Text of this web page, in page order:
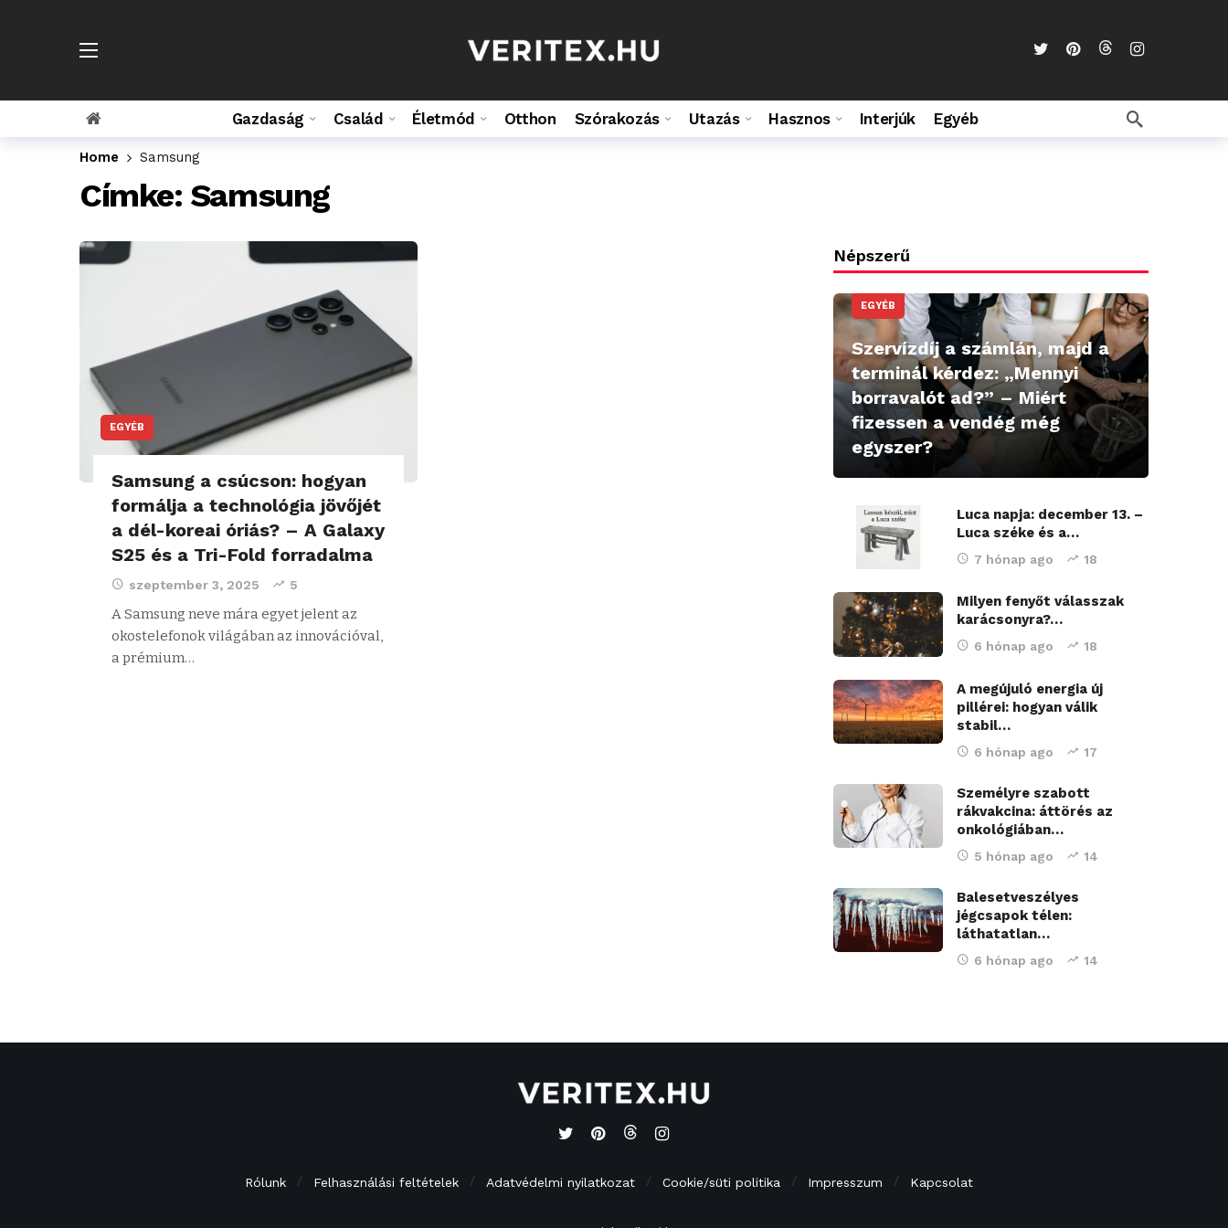
Gazdaság Család Életmód Otthon Szórakozás Utazás Hasznos Interjúk Egyéb
Home Samsung
Címke: Samsung
EGYÉB
Samsung a csúcson: hogyan
formálja a technológia jövőjét
a dél-koreai óriás? – A Galaxy
S25 és a Tri-Fold forradalma
szeptember 3, 2025 5
A Samsung neve mára egyet jelent az
okostelefonok világában az innovációval,
a prémium…
Népszerű
EGYÉB
Szervízdíj a számlán, majd a
terminál kérdez: „Mennyi
borravalót ad?” – Miért
fizessen a vendég még
egyszer?
Luca napja: december 13. –
Luca széke és a…
7 hónap ago 18
Milyen fenyőt válasszak
karácsonyra?…
6 hónap ago 18
A megújuló energia új
pillérei: hogyan válik
stabil…
6 hónap ago 17
Személyre szabott
rákvakcina: áttörés az
onkológiában…
5 hónap ago 14
Balesetveszélyes
jégcsapok télen:
láthatatlan…
6 hónap ago 14
Rólunk Felhasználási feltételek Adatvédelmi nyilatkozat Cookie/süti politika Impresszum Kapcsolat